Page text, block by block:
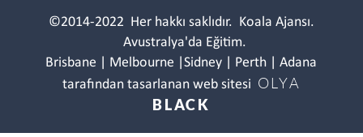
©2014-2022 Her hakkı saklıdır. Koala Ajansı.
Avustralya'da Eğitim.
Brisbane | Melbourne |Sidney | Perth | Adana
tarafından tasarlanan web sitesi OLYA
BLACK